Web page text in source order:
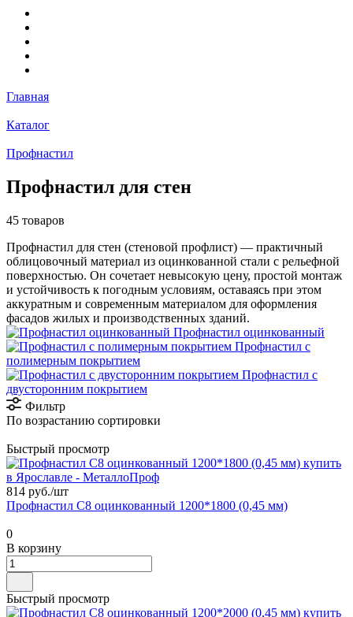
Главная
Каталог
Профнастил
Профнастил для стен
45 товаров
Профнастил для стен (стеновой профлист) — практичный
облицовочный материал из оцинкованной стали с рельефной
поверхностью. Он сочетает невысокую цену, простой монтаж
и устойчивость к погодным условиям, оставаясь при этом
аккуратным и современным материалом для оформления
фасадов жилых и производственных зданий.
Профнастил оцинкованный
Профнастил с
полимерным покрытием
Профнастил с
двусторонним покрытием
Фильтр
По возрастанию сортировки
Быстрый просмотр
814 руб./шт
Профнастил С8 оцинкованный 1200*1800 (0,45 мм)
0
В корзину
Быстрый просмотр